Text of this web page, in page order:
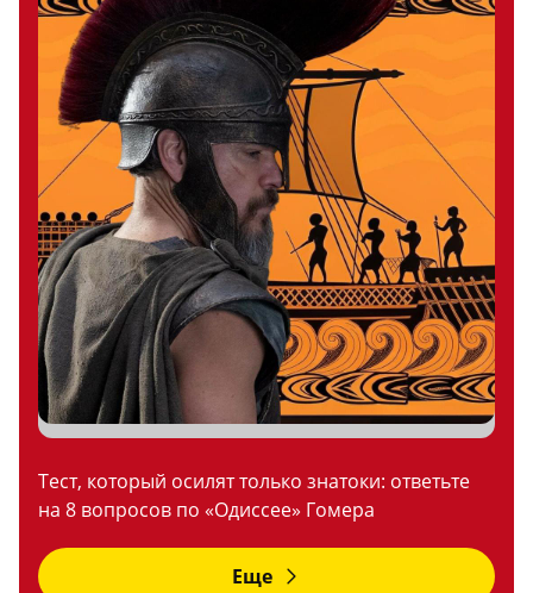
Тест, который осилят только знатоки: ответьте
на 8 вопросов по «Одиссее» Гомера
Еще